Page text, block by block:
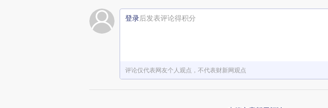
登录后发表评论得积分
评论仅代表网友个人观点，不代表财新网观点